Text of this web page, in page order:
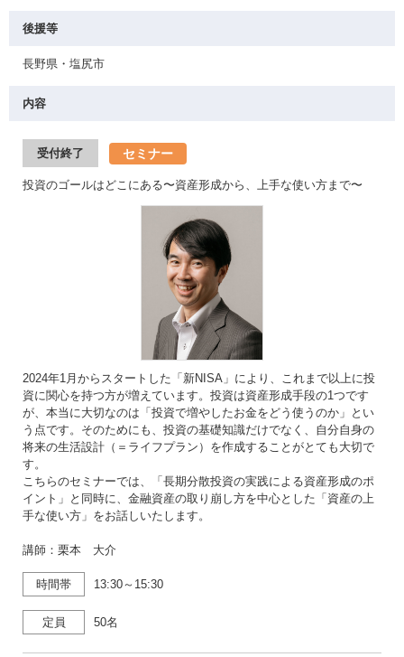
後援等
長野県・塩尻市
内容
受付終了 セミナー
投資のゴールはどこにある〜資産形成から、上手な使い方まで〜
2024年1月からスタートした「新NISA」により、これまで以上に投
資に関心を持つ方が増えています。投資は資産形成手段の1つです
が、本当に大切なのは「投資で増やしたお金をどう使うのか」とい
う点です。そのためにも、投資の基礎知識だけでなく、自分自身の
将来の生活設計（＝ライフプラン）を作成することがとても大切で
す。
こちらのセミナーでは、「長期分散投資の実践による資産形成のポ
イント」と同時に、金融資産の取り崩し方を中心とした「資産の上
手な使い方」をお話しいたします。
講師：栗本 大介
時間帯 13:30～15:30
定員 50名